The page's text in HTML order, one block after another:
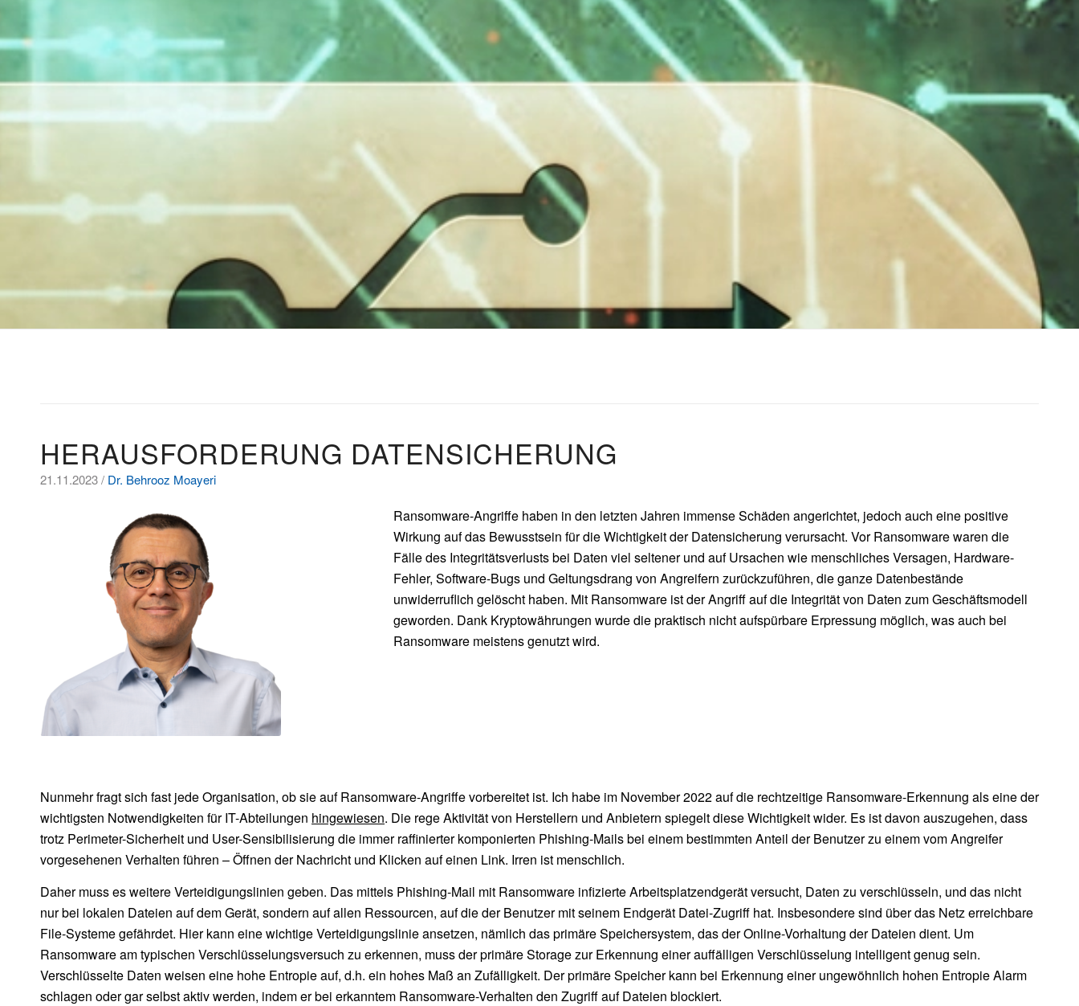
HERAUSFORDERUNG DATENSICHERUNG
21.11.2023 / Dr. Behrooz Moayeri
Ransomware-Angriffe haben in den letzten Jahren immense Schäden angerichtet, jedoch auch eine positive
Wirkung auf das Bewusstsein für die Wichtigkeit der Datensicherung verursacht. Vor Ransomware waren die
Fälle des Integritätsverlusts bei Daten viel seltener und auf Ursachen wie menschliches Versagen, Hardware-
Fehler, Software-Bugs und Geltungsdrang von Angreifern zurückzuführen, die ganze Datenbestände
unwiderruflich gelöscht haben. Mit Ransomware ist der Angriff auf die Integrität von Daten zum Geschäftsmodell
geworden. Dank Kryptowährungen wurde die praktisch nicht aufspürbare Erpressung möglich, was auch bei
Ransomware meistens genutzt wird.
Nunmehr fragt sich fast jede Organisation, ob sie auf Ransomware-Angriffe vorbereitet ist. Ich habe im November 2022 auf die rechtzeitige Ransomware-Erkennung als eine der
wichtigsten Notwendigkeiten für IT-Abteilungen hingewiesen. Die rege Aktivität von Herstellern und Anbietern spiegelt diese Wichtigkeit wider. Es ist davon auszugehen, dass
trotz Perimeter-Sicherheit und User-Sensibilisierung die immer raffinierter komponierten Phishing-Mails bei einem bestimmten Anteil der Benutzer zu einem vom Angreifer
vorgesehenen Verhalten führen – Öffnen der Nachricht und Klicken auf einen Link. Irren ist menschlich.
Daher muss es weitere Verteidigungslinien geben. Das mittels Phishing-Mail mit Ransomware infizierte Arbeitsplatzendgerät versucht, Daten zu verschlüsseln, und das nicht
nur bei lokalen Dateien auf dem Gerät, sondern auf allen Ressourcen, auf die der Benutzer mit seinem Endgerät Datei-Zugriff hat. Insbesondere sind über das Netz erreichbare
File-Systeme gefährdet. Hier kann eine wichtige Verteidigungslinie ansetzen, nämlich das primäre Speichersystem, das der Online-Vorhaltung der Dateien dient. Um
Ransomware am typischen Verschlüsselungsversuch zu erkennen, muss der primäre Storage zur Erkennung einer auffälligen Verschlüsselung intelligent genug sein.
Verschlüsselte Daten weisen eine hohe Entropie auf, d.h. ein hohes Maß an Zufälligkeit. Der primäre Speicher kann bei Erkennung einer ungewöhnlich hohen Entropie Alarm
schlagen oder gar selbst aktiv werden, indem er bei erkanntem Ransomware-Verhalten den Zugriff auf Dateien blockiert.